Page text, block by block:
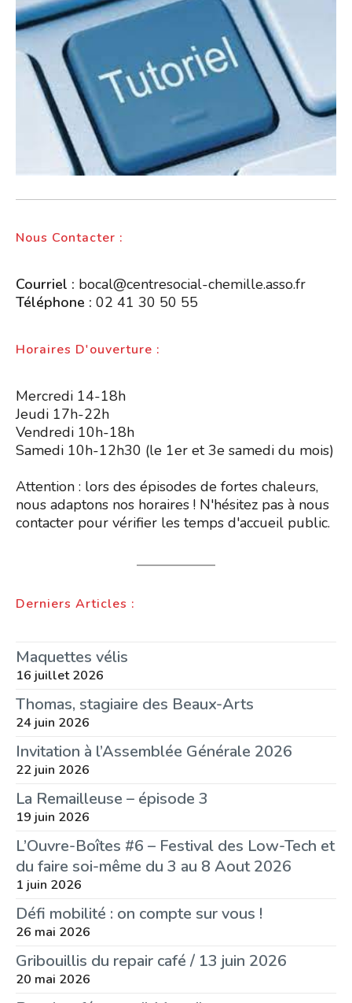
Nous Contacter :
Courriel : bocal@centresocial-chemille.asso.fr
Téléphone : 02 41 30 50 55
Horaires D'ouverture :
Mercredi 14-18h
Jeudi 17h-22h
Vendredi 10h-18h
Samedi 10h-12h30 (le 1er et 3e samedi du mois)
Attention : lors des épisodes de fortes chaleurs,
nous adaptons nos horaires ! N'hésitez pas à nous
contacter pour vérifier les temps d'accueil public.
Derniers Articles :
Maquettes vélis
16 juillet 2026
Thomas, stagiaire des Beaux-Arts
24 juin 2026
Invitation à l’Assemblée Générale 2026
22 juin 2026
La Remailleuse – épisode 3
19 juin 2026
L’Ouvre-Boîtes #6 – Festival des Low-Tech et
du faire soi-même du 3 au 8 Aout 2026
1 juin 2026
Défi mobilité : on compte sur vous !
26 mai 2026
Gribouillis du repair café / 13 juin 2026
20 mai 2026